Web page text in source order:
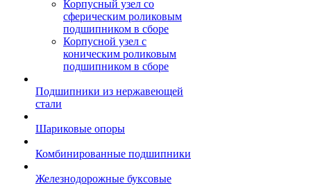
Корпусный узел со
сферическим роликовым
подшипником в сборе
Корпусной узел с
коническим роликовым
подшипником в сборе
Подшипники из нержавеющей
стали
Шариковые опоры
Комбинированные подшипники
Железнодорожные буксовые